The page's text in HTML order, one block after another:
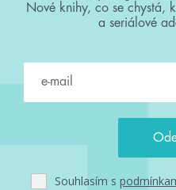
Nové knihy, co se chystá,
a seriálové
Souhlasím s